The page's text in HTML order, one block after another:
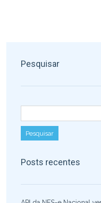
Pesquisar
Posts recentes